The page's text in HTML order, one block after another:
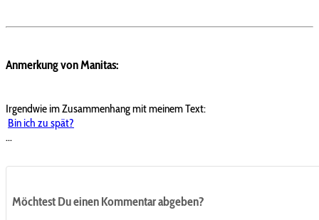
Anmerkung von Manitas:
Irgendwie im Zusammenhang mit meinem Text:
Bin ich zu spät?
...
Möchtest Du einen Kommentar abgeben?